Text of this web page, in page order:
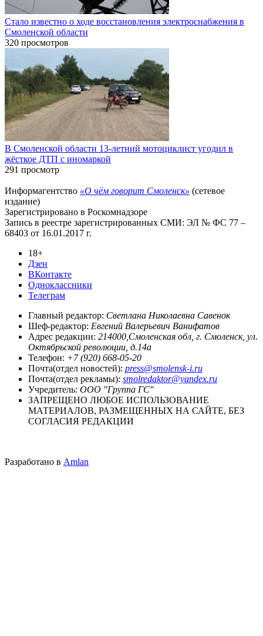
Стало известно о ходе восстановления электроснабжения в
Смоленской области
320 просмотров
В Смоленской области 13-летний мотоциклист угодил в
жёсткое ДТП с иномаркой
291 просмотр
Информагентство «О чём говорит Смоленск» (сетевое
издание)
Зарегистрировано в Роскомнадзоре
Запись в реестре зарегистрированных СМИ: ЭЛ № ФС 77 –
68403 от 16.01.2017 г.
18+
Дзен
ВКонтакте
Одноклассники
Телеграм
Главный редактор: Светлана Николаевна Савенок
Шеф-редактор: Евгений Валерьевич Ванифатов
Адрес редакции: 214000,Смоленская обл, г. Смоленск, ул.
Октябрьской революции, д.14а
Телефон: +7 (920) 668-05-20
Почта(отдел новостей): press@smolensk-i.ru
Почта(отдел рекламы): smolredaktor@yandex.ru
Учредитель: ООО "Группа ГС"
ЗАПРЕЩЕНО ЛЮБОЕ ИСПОЛЬЗОВАНИЕ
МАТЕРИАЛОВ, РАЗМЕЩЕННЫХ НА САЙТЕ, БЕЗ
СОГЛАСИЯ РЕДАКЦИИ
Разработано в Amlan